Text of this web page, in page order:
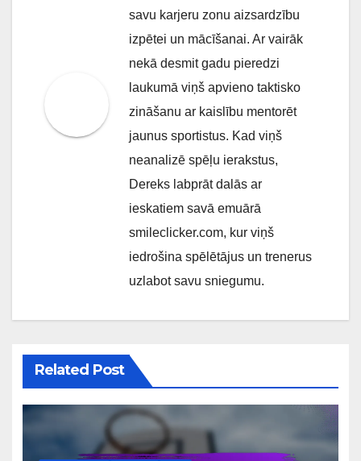
savu karjeru zonu aizsardzību
izpētei un mācīšanai. Ar vairāk
nekā desmit gadu pieredzi
laukumā viņš apvieno taktisko
zināšanu ar kaislību mentorēt
jaunus sportistus. Kad viņš
neanalizē spēļu ierakstus,
Dereks labprāt dalās ar
ieskatiem savā emuārā
smileclicker.com, kur viņš
iedrošina spēlētājus un trenerus
uzlabot savu sniegumu.
Related Post